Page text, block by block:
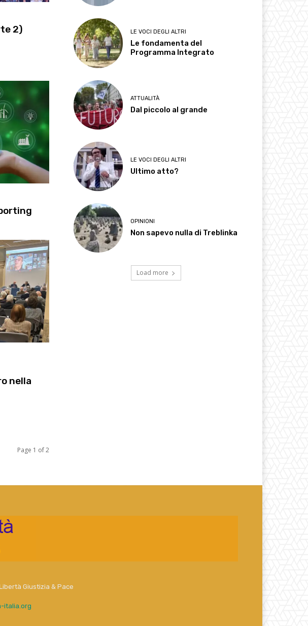
2)
nella
Page 1 of 2
LE VOCI DEGLI ALTRI
Le fondamenta del
Programma Integrato
ATTUALITÀ
Dal piccolo al grande
LE VOCI DEGLI ALTRI
Ultimo atto?
OPINIONI
Non sapevo nulla di Treblinka
Load more
Giustizia & Pace
italia.org